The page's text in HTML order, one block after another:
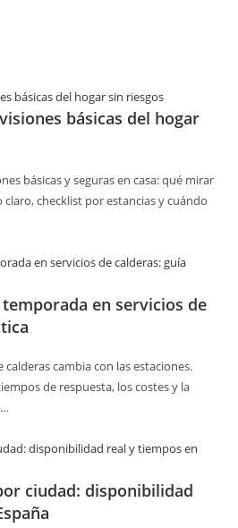
básicas del hogar
básicas y seguras en casa: qué mirar
checklist por estancias y cuándo
en servicios de
calderas cambia con las estaciones.
de respuesta, los costes y la
ciudad: disponibilidad